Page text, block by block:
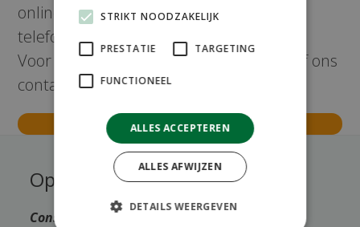
online maken. Andere afspraken kunt u
telefonisch maken via:0161 496016
Voor andere vragen kunt u ook bellen of ons
contactformulier invullen.
Maak direct uw afspraak
Openingstijden
Consulten uitsluitend op afspraak.
STRIKT NOODZAKELIJK
PRESTATIE TARGETING
FUNCTIONEEL
ALLES ACCEPTEREN
ALLES AFWIJZEN
DETAILS WEERGEVEN